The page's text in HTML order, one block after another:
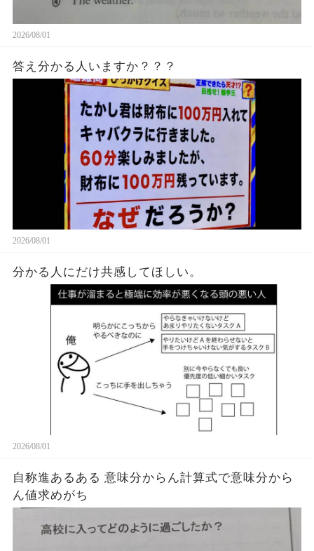
2026/08/01
答え分かる人いますか？？？
2026/08/01
分かる人にだけ共感してほしい。
2026/08/01
自称進あるある 意味分からん計算式で意味分から
ん値求めがち